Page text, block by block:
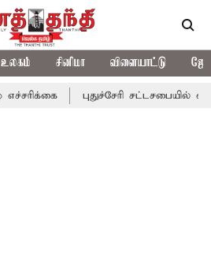
உலகம் சினிமா விளையாட்டு
புதுச்சேரி சட்டசபையில் வரும் 24ம்